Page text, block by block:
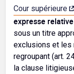
Cour supérieure
expresse
sous un titre
exclusions et les
regroupant (art.
la clause